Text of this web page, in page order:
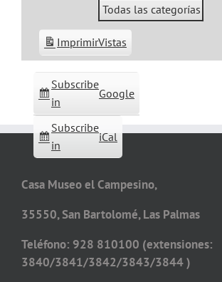
Todas las categorías
Subscribe
in
Google
Subscribe
in
iCal
ImprimirVistas
Casa Museo el Campesino,
35550, San Bartolomé, Las Palmas
Teléfono: 928 810100 (extensiones:
3840/3841/3842/3843/3844 )